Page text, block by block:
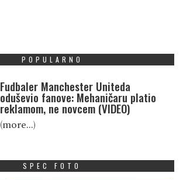
POPULARNO
Fudbaler Manchester Uniteda
oduševio fanove: Mehaničaru platio
reklamom, ne novcem (VIDEO)
(more…)
SPEC FOTO